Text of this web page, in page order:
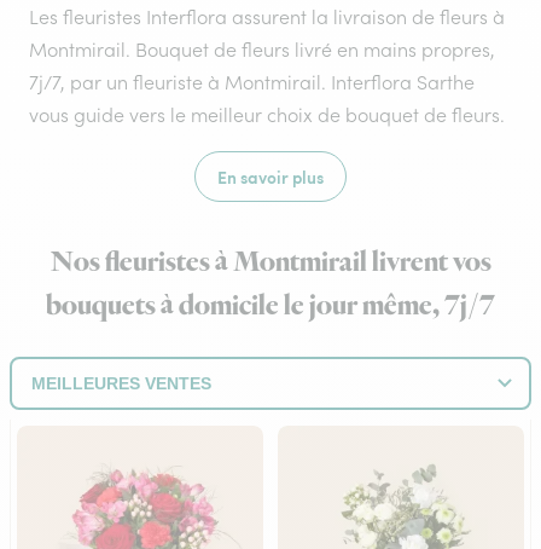
Les fleuristes Interflora assurent la livraison de fleurs à
Montmirail. Bouquet de fleurs livré en mains propres,
7j/7, par un fleuriste à Montmirail. Interflora Sarthe
vous guide vers le meilleur choix de bouquet de fleurs.
En savoir plus
Nos fleuristes à Montmirail livrent vos
bouquets à domicile le jour même, 7j/7